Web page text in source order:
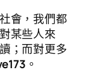
會，我們都
某些人來
；而對更多
。